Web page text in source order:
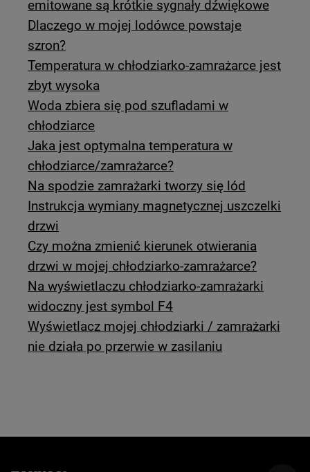
emitowane są krótkie sygnały dźwiękowe
Dlaczego w mojej lodówce powstaje
szron?
Temperatura w chłodziarko-zamrażarce jest
zbyt wysoka
Woda zbiera się pod szufladami w
chłodziarce
Jaka jest optymalna temperatura w
chłodziarce/zamrażarce?
Na spodzie zamrażarki tworzy się lód
Instrukcja wymiany magnetycznej uszczelki
drzwi
Czy można zmienić kierunek otwierania
drzwi w mojej chłodziarko-zamrażarce?
Na wyświetlaczu chłodziarko-zamrażarki
widoczny jest symbol F4
Wyświetlacz mojej chłodziarki / zamrażarki
nie działa po przerwie w zasilaniu